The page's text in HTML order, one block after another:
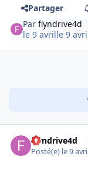
Partager
Parflyndrive4d
le 9 avrille 9
flyndrive4d
Posté(e) le 9